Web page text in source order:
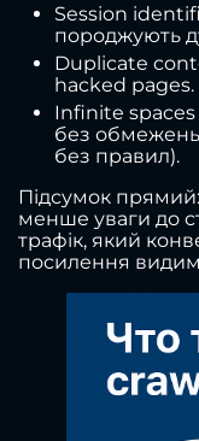
Session
породжують
Duplicate
hacked pages.
Infinite spaces
без
без правил).
Підсумок прямий:
менше уваги до
трафік, який
посилення